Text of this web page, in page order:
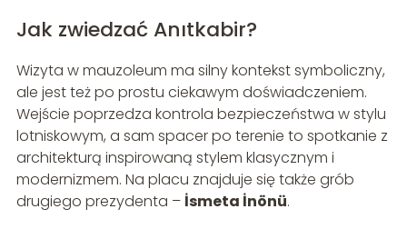
Jak zwiedzać Anıtkabir?
Wizyta w mauzoleum ma silny kontekst symboliczny,
ale jest też po prostu ciekawym doświadczeniem.
Wejście poprzedza kontrola bezpieczeństwa w stylu
lotniskowym, a sam spacer po terenie to spotkanie z
architekturą inspirowaną stylem klasycznym i
modernizmem. Na placu znajduje się także grób
drugiego prezydenta – İsmeta İnönü.